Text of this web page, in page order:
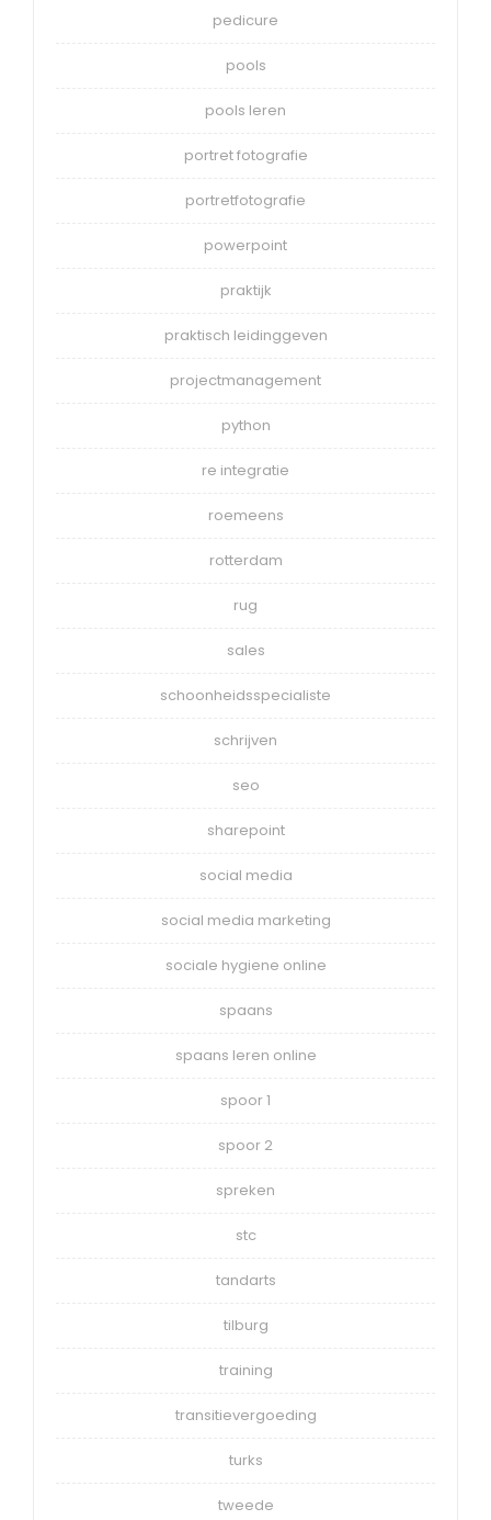
pedicure
pools
pools leren
portret fotografie
portretfotografie
powerpoint
praktijk
praktisch leidinggeven
projectmanagement
python
re integratie
roemeens
rotterdam
rug
sales
schoonheidsspecialiste
schrijven
seo
sharepoint
social media
social media marketing
sociale hygiene online
spaans
spaans leren online
spoor 1
spoor 2
spreken
stc
tandarts
tilburg
training
transitievergoeding
turks
tweede